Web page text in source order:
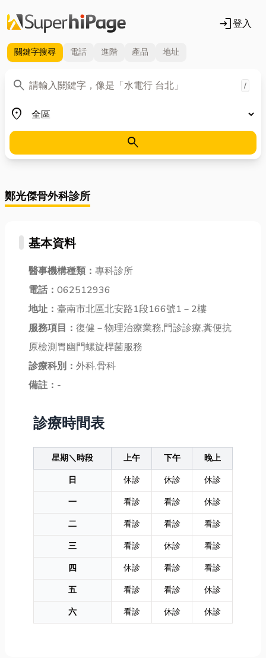
login登入
關鍵字搜尋 電話 進階 產品 地址
search
關鍵字 /
place
地區
search
鄭光傑骨外科診所
基本資料
醫事機構種類： 專科診所
電話： 062512936
地址： 臺南市北區北安路1段166號1－2樓
服務項目： 復健－物理治療業務,門診診療,糞便抗
原檢測胃幽門螺旋桿菌服務
診療科別： 外科,骨科
備註： -
診療時間表
星期＼時段 上午 下午
晚上
日
休診 休診
休診
一
看診 看診
休診
二
看診 看診
看診
三
看診 休診
看診
四
休診 看診
看診
五
看診 看診
休診
六
看診 休診 休診